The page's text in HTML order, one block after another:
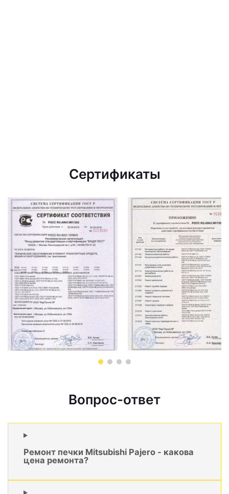
Сертификаты
Вопрос-ответ
Ремонт печки Mitsubishi Pajero - какова
цена ремонта?